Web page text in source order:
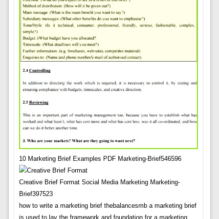
10 Marketing Brief Examples PDF Marketing-Brief546596
Creative Brief Format Social Media Marketing Marketing-
Brief397523
how to write a marketing brief thebalancesmb a marketing brief
is used to lay the framework and foundation for a marketing